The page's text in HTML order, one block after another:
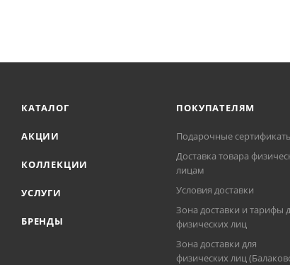
КАТАЛОГ
АКЦИИ
КОЛЛЕКЦИИ
УСЛУГИ
БРЕНДЫ
ПОКУПАТЕЛЯМ
Подарочные
Доставка товара
лицам
Условия доставки
Зона доставки и тарифы
физических лиц
Зона доставки для
физических лиц